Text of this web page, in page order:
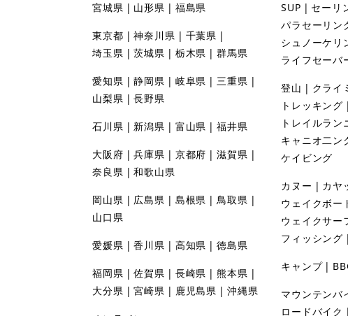
宮城県
山形県 福島県
東京都 神奈川県
千葉県
埼玉県
茨城県 栃木県 群馬県
愛知県 静岡県 岐阜県
三重県
山梨県
長野県
石川県 新潟県 富山県 福井県
大阪府 兵庫県 京都府
滋賀県
奈良県
和歌山県
岡山県 広島県 島根県
鳥取県
山口県
愛媛県 香川県 高知県 徳島県
福岡県 佐賀県 長崎県
熊本県
大分県
宮崎県 鹿児島県 沖縄県
SUP
セーリ
パラセーリン
シュノーケリ
ライフセーバ
登山
クライ
トレッキング
トレイルラン
キャニオ二ン
ケイビング
カヌー カヤ
ウェイクボー
ウェイクサー
フィッシング
キャンプ
マウンテンバ
ロードバイク